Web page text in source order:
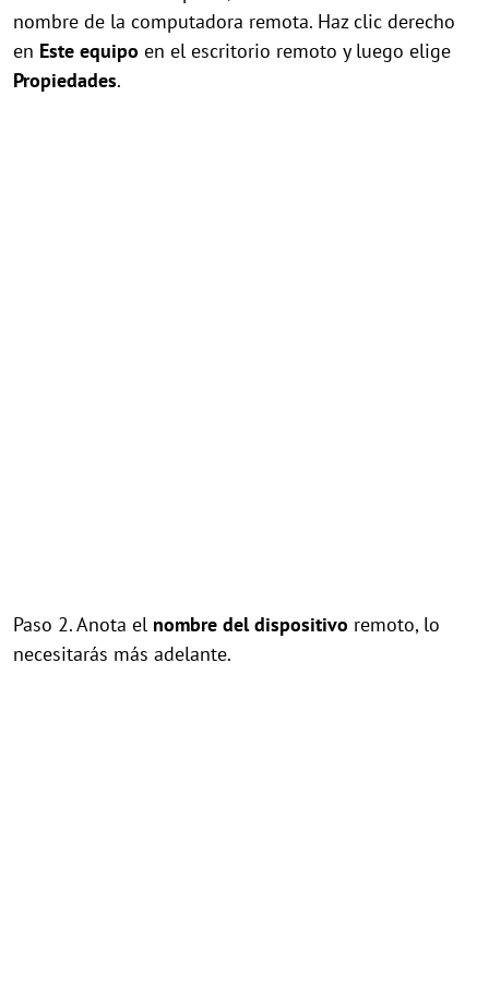
nombre de la computadora remota. Haz clic derecho
en Este equipo en el escritorio remoto y luego elige
Propiedades.
Paso 2. Anota el nombre del dispositivo remoto, lo
necesitarás más adelante.